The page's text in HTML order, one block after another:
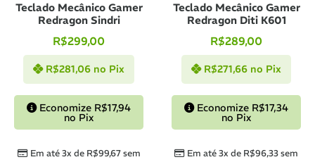
Teclado Mecânico Gamer
Redragon Sindri
R$299,00
Em até 3x de R$99,67sem
R$281,06 no Pix
Economize R$17,94
no Pix
Teclado Mecânico Gamer
Redragon Diti K601
R$289,00
Em até 3x de R$96,33sem
R$271,66 no Pix
Economize R$17,34
no Pix